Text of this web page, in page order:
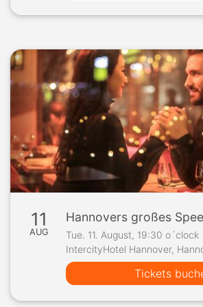
11
AUG
Tue. 11. August, 19:30 o´clock
IntercityHotel Hannover,
Tickets